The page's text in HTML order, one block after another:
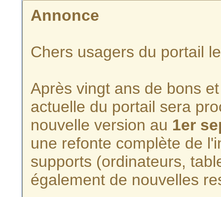
Annonce
Chers usagers du portail
Après vingt ans de bons
actuelle du portail sera
nouvelle version au 1er
une refonte complète de
supports (ordinateurs,
également de nouvelles